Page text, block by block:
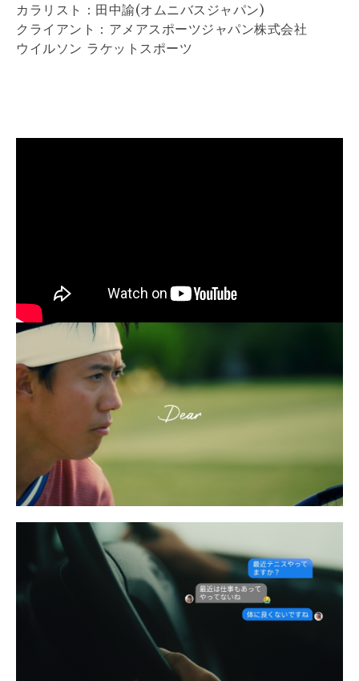
カラリスト：田中諭(オムニバスジャパン)
クライアント：アメアスポーツジャパン株式会社
ウイルソン ラケットスポーツ